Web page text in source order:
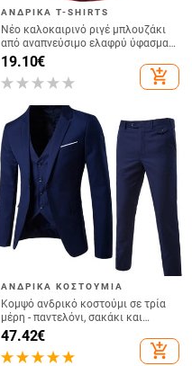
ΑΝΔΡΙΚΆ T-SHIRTS
Νέο καλοκαιρινό ριγέ μπλουζάκι
από αναπνεύσιμο ελαφρύ ύφασμα
για άνδρες, πάρτι στο σπίτι,
κοινωνικό, ρετρό, streetwear, 2025
19.10€
add_shopping_cart
ΑΝΔΡΙΚΆ ΚΟΣΤΟΎΜΙΑ
Κομψό ανδρικό κοστούμι σε τρία
μέρη - παντελόνι, σακάκι και
σμόκιν
47.42€
add_shopping_cart